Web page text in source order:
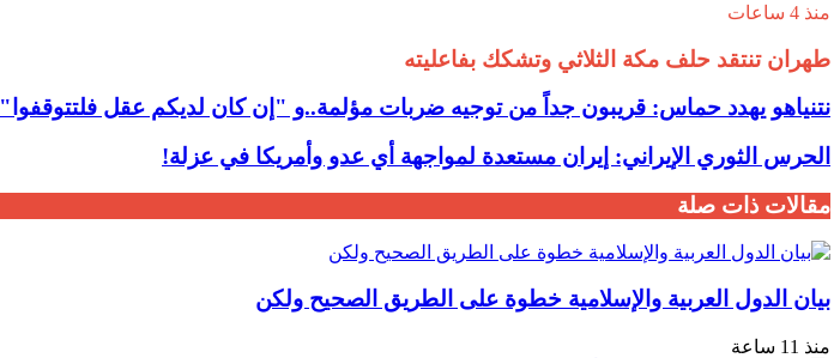
منذ 4 ساعات
طهران تنتقد حلف مكة الثلاثي وتشكك بفاعليته
نتنياهو يهدد حماس: قريبون جداً من توجيه ضربات مؤلمة..و "إن كان لديكم عقل فلتتوقفوا"
الحرس الثوري الإيراني: إيران مستعدة لمواجهة أي عدو وأمريكا في عزلة!
مقالات ذات صلة
بيان الدول العربية والإسلامية خطوة على الطريق الصحيح ولكن
منذ 11 ساعة